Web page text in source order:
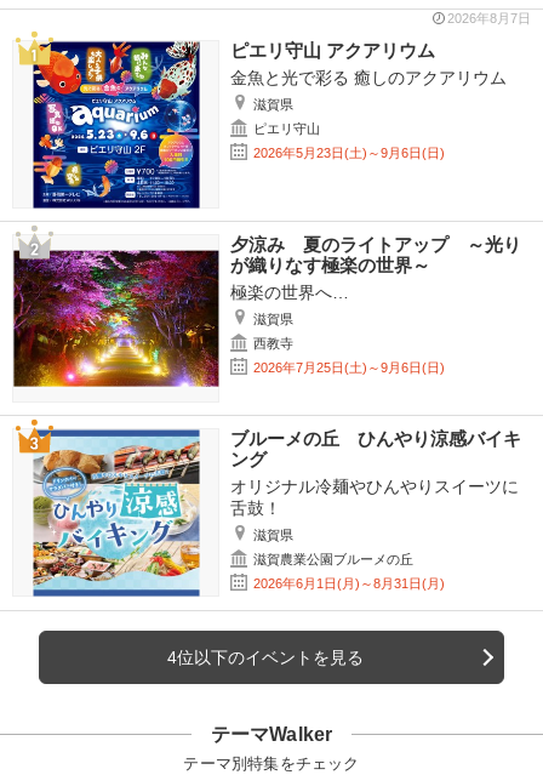
2026年8月7日
ピエリ守山 アクアリウム
金魚と光で彩る 癒しのアクアリウム
滋賀県
ピエリ守山
2026年5月23日(土)～9月6日(日)
夕涼み 夏のライトアップ ～光り
が織りなす極楽の世界～
極楽の世界へ…
滋賀県
西教寺
2026年7月25日(土)～9月6日(日)
ブルーメの丘 ひんやり涼感バイキ
ング
オリジナル冷麺やひんやりスイーツに
舌鼓！
滋賀県
滋賀農業公園ブルーメの丘
2026年6月1日(月)～8月31日(月)
4位以下のイベントを見る
テーマWalker
テーマ別特集をチェック